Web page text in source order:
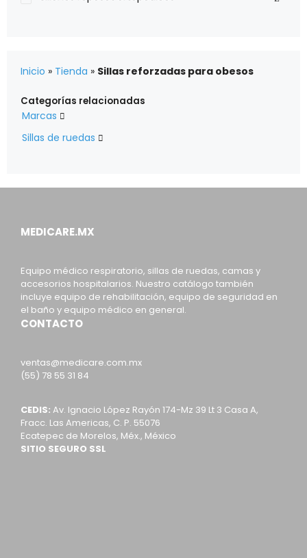
Inicio » Tienda » Sillas reforzadas para obesos
Categorías relacionadas
Marcas 
Sillas de ruedas 
MEDICARE.MX
Equipo médico respiratorio, sillas de ruedas, camas y
accesorios hospitalarios. Nuestro catálogo también
incluye equipo de rehabilitación, equipo de seguridad en
el baño y equipo médico en general.
CONTACTO
ventas@medicare.com.mx
(55) 78 55 31 84
CEDIS: Av. Ignacio López Rayón 174-Mz 39 Lt 3 Casa A,
Fracc. Las Americas, C. P. 55076
Ecatepec de Morelos, Méx., México
SITIO SEGURO SSL